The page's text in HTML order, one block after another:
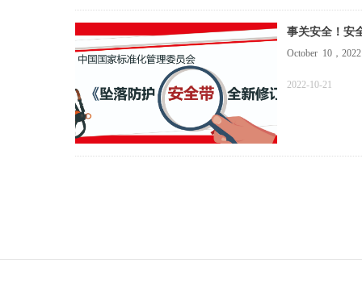
事关安全！安
October 10，2022
2022-10-21